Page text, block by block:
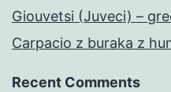
Giouvetsi (Juveci) –
Carpacio z buraka z
Recent Comments